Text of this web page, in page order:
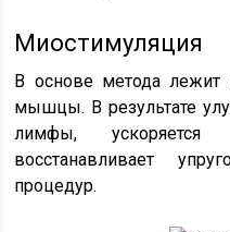
Миостимуляция
В основе метода лежит
мышцы. В результате
лимфы,
восстанавливает
процедур.